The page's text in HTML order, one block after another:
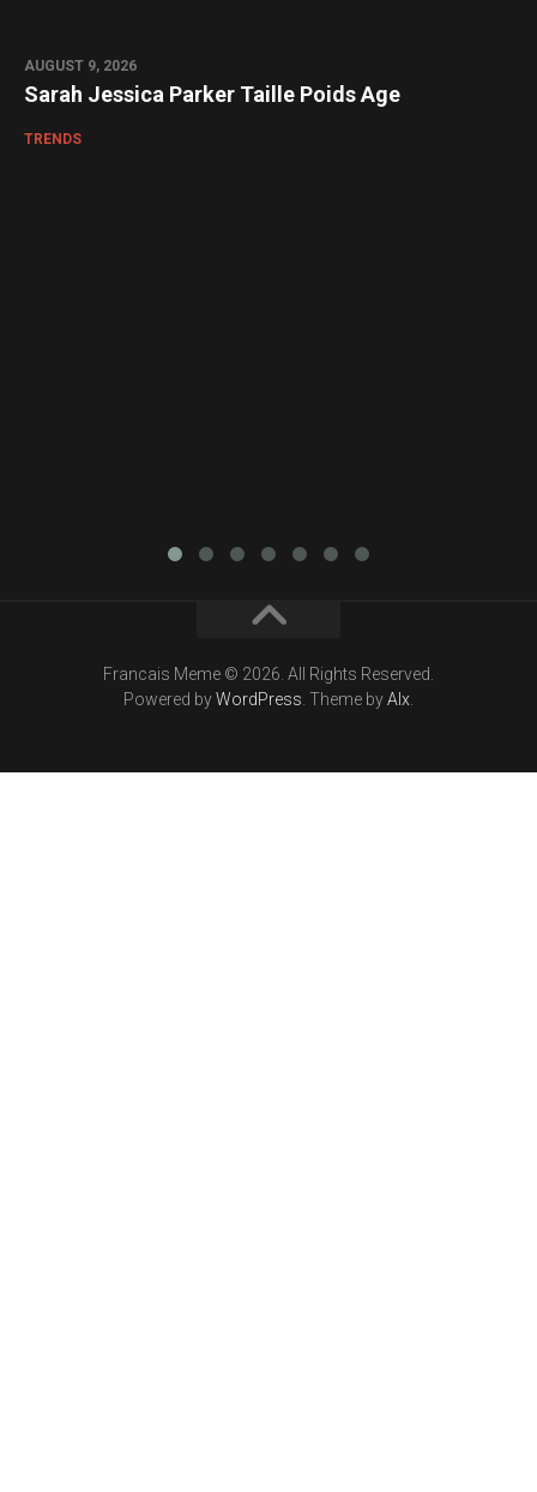
AUGUST 9, 2026
Sarah Jessica Parker Taille Poids Age
TRENDS
Francais Meme © 2026. All Rights Reserved.
Powered byWordPress . Theme byAlx